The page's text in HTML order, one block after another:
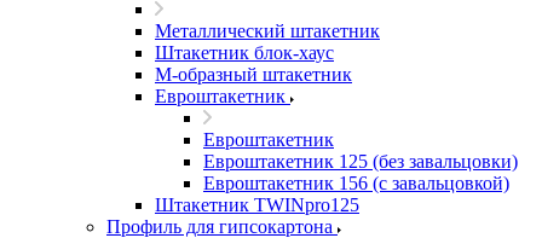
Металлический штакетник
Штакетник блок-хаус
М-образный штакетник
Евроштакетник
Евроштакетник
Евроштакетник 125 (без завальцовки)
Евроштакетник 156 (с завальцовкой)
Штакетник TWINpro125
Профиль для гипсокартона